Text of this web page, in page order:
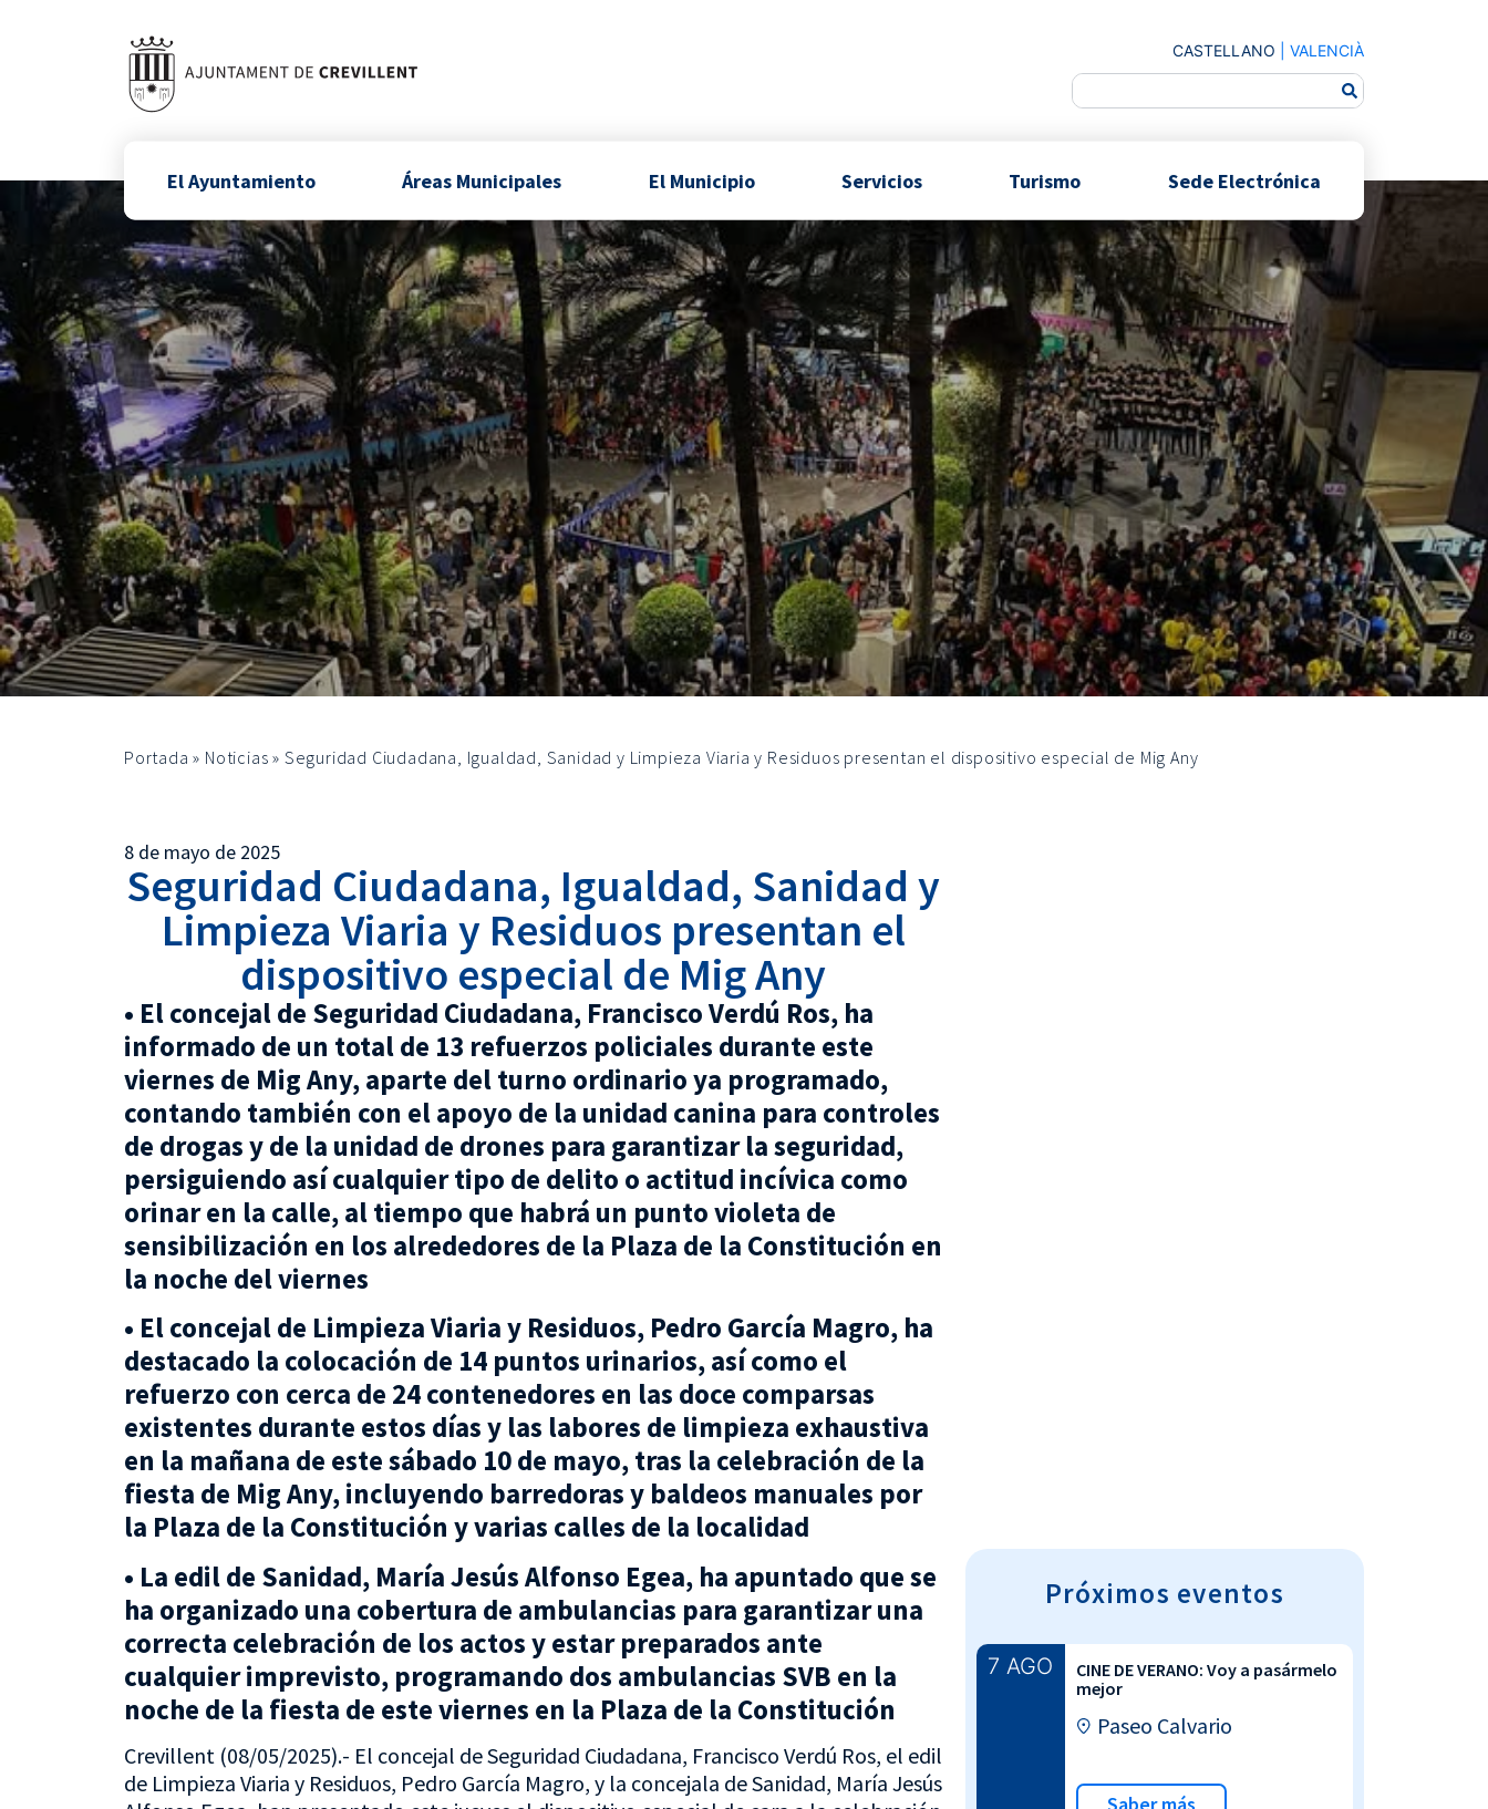
CASTELLANO VALENCIÀ
El Ayuntamiento Áreas Municipales El Municipio Servicios Turismo Sede Electrónica
Portada » Noticias » Seguridad Ciudadana, Igualdad, Sanidad y Limpieza Viaria y Residuos presentan el dispositivo especial de Mig Any
8 de mayo de 2025
Seguridad Ciudadana, Igualdad, Sanidad y
Limpieza Viaria y Residuos presentan el
dispositivo especial de Mig Any
• El concejal de Seguridad Ciudadana, Francisco Verdú Ros, ha
informado de un total de 13 refuerzos policiales durante este
viernes de Mig Any, aparte del turno ordinario ya programado,
contando también con el apoyo de la unidad canina para controles
de drogas y de la unidad de drones para garantizar la seguridad,
persiguiendo así cualquier tipo de delito o actitud incívica como
orinar en la calle, al tiempo que habrá un punto violeta de
sensibilización en los alrededores de la Plaza de la Constitución en
la noche del viernes
• El concejal de Limpieza Viaria y Residuos, Pedro García Magro, ha
destacado la colocación de 14 puntos urinarios, así como el
refuerzo con cerca de 24 contenedores en las doce comparsas
existentes durante estos días y las labores de limpieza exhaustiva
en la mañana de este sábado 10 de mayo, tras la celebración de la
fiesta de Mig Any, incluyendo barredoras y baldeos manuales por
la Plaza de la Constitución y varias calles de la localidad
• La edil de Sanidad, María Jesús Alfonso Egea, ha apuntado que se
ha organizado una cobertura de ambulancias para garantizar una
correcta celebración de los actos y estar preparados ante
cualquier imprevisto, programando dos ambulancias SVB en la
noche de la fiesta de este viernes en la Plaza de la Constitución
Crevillent (08/05/2025).- El concejal de Seguridad Ciudadana, Francisco Verdú Ros, el edil
de Limpieza Viaria y Residuos, Pedro García Magro, y la concejala de Sanidad, María Jesús
Próximos eventos
7 AGO
CINE DE VERANO: Voy a pasármelo
mejor
Paseo Calvario